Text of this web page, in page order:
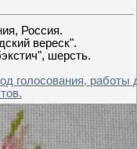
Россия.
вереск".
шерсть.
голосования, работы